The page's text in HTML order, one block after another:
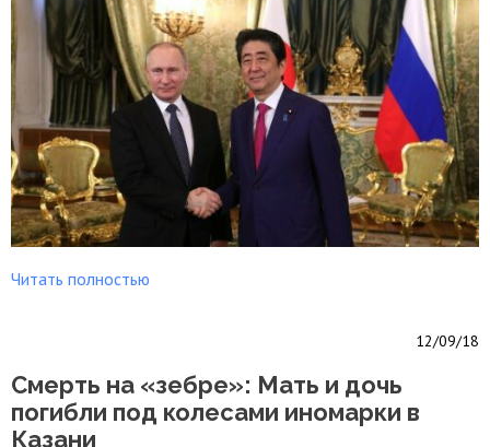
Читать полностью
12/09/18
Смерть на «зебре»: Мать и дочь
погибли под колесами иномарки в
Казани